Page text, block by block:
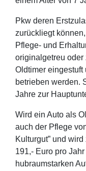
Pkw deren
zurückliegt
Pflege- und
originalgetreu
Oldtimer
betrieben werden.
Jahre zur
Wird ein Auto als
auch der Pflege
Kulturgut” und
191,- Euro pro
hubraumstarken